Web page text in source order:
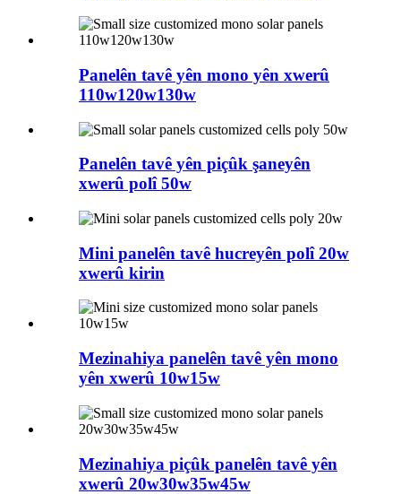
Panelên tavê yên mono yên xwerû
110w120w130w
Panelên tavê yên piçûk şaneyên
xwerû polî 50w
Mini panelên tavê hucreyên polî 20w
xwerû kirin
Mezinahiya panelên tavê yên mono
yên xwerû 10w15w
Mezinahiya piçûk panelên tavê yên
xwerû 20w30w35w45w